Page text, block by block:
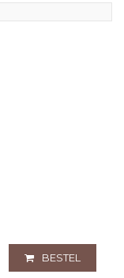
BESTEL